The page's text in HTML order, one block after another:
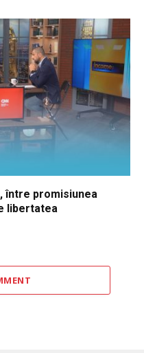
între promisiunea
libertatea